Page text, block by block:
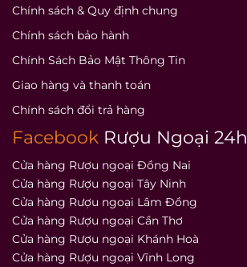
Chính sách & Quy định chung
Chính sách bảo hành
Chính Sách Bảo Mật Thông Tin
Giao hàng và thanh toán
Chính sách đổi trả hàng
Facebook Rượu Ngoại 24h
Cửa hàng Rượu ngoại Đồng Nai
Cửa hàng Rượu ngoại Tây Ninh
Cửa hàng Rượu ngoại Lâm Đồng
Cửa hàng Rượu ngoại Cần Thơ
Cửa hàng Rượu ngoại Khánh Hoà
Cửa hàng Rượu ngoại Vĩnh Long